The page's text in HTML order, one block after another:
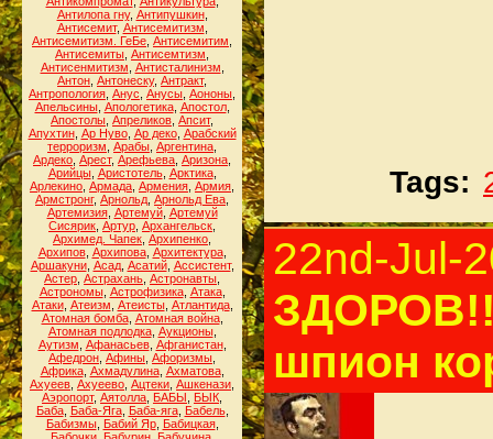
Антилопа гну, Антипушкин,
Антисемит, Антисемитизм
Антисемитизм. ГеБе Антисемитим
Антисемиты Антисемтизм
Антисенмитизм Антисталинизм
Антон Антонеску, Антракт,
Антропология Анус Анусы Аононы
Апельсины, Апологетика, Апостол,
Апостолы Апреликов Апсит,
Апухтин, Ар Нуво, Ар деко, Арабский
терроризм Арабы Аргентина
Ардеко Арест, Арефьева Аризона
Арийцы, Аристотель, Арктика,
Арлекино Армада Армения Армия
Армстронг, Арнольд Арнольд Ева
Артемизия, Артемуй, Артемуй
Сисярик Артур Архангельск
Архимед. Чапек Архипенко
Архипов, Архипова, Архитектура,
Аршакуни, Асад, Асатий, Ассистент,
Астер Астрахань Астронавты
Астрономы, Астрофизика, Атака,
Атаки, Атеизм Атеисты, Атлантида,
Атомная бомба, Атомная война,
Атомная подлодка, Аукционы,
Аутизм Афанасьев, Афганистан,
Афедрон Афины Афоризмы
Африка, Ахмадулина, Ахматова,
Ахуеев Ахуеево Ацтеки Ашкенази
Аэропорт, Аятолла БАБЫ БЫК
Баба, Баба-Яга, Баба-яга, Бабель,
Бабизмы, Бабий Яр, Бабицкая,
Tags:
22nd-Jul-
шпион